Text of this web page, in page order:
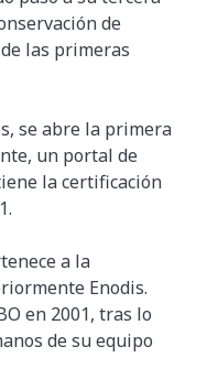
de
las primeras
se abre la primera
un portal de
la certificación
a la
Enodis.
en 2001, tras lo
de su equipo